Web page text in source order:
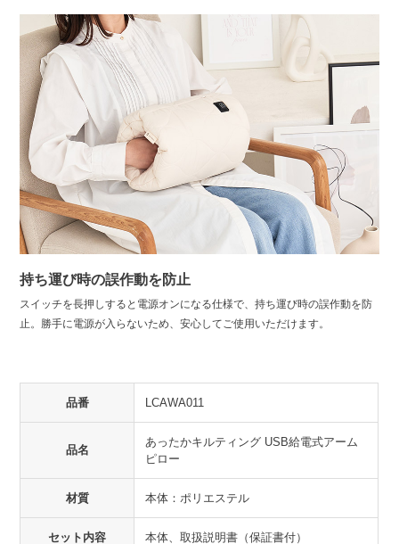
持ち運び時の誤作動を防止
スイッチを長押しすると電源オンになる仕様で、持ち運び時の誤作動を防
止。勝手に電源が入らないため、安心してご使用いただけます。
品番 LCAWA011
品名
あったかキルティング USB給電式アーム
ピロー
材質 本体：ポリエステル
セット内容 本体、取扱説明書（保証書付）